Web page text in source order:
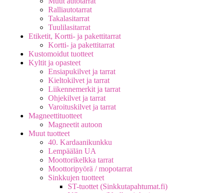
Ralliautotarrat
Takalasitarrat
Tuulilasitarrat
Etiketit, Kortti- ja pakettitarrat
Kortti- ja pakettitarrat
Kustomoidut tuotteet
Kyltit ja opasteet
Ensiapukilvet ja tarrat
Kieltokilvet ja tarrat
Liikennemerkit ja tarrat
Ohjekilvet ja tarrat
Varoituskilvet ja tarrat
Magneettituotteet
Magneetit autoon
Muut tuotteet
40. Kardaanikunkku
Lempäälän UA
Moottorikelkka tarrat
Moottoripyörä / mopotarrat
Sinkkujen tuotteet
ST-tuottet (Sinkkutapahtumat.fi)